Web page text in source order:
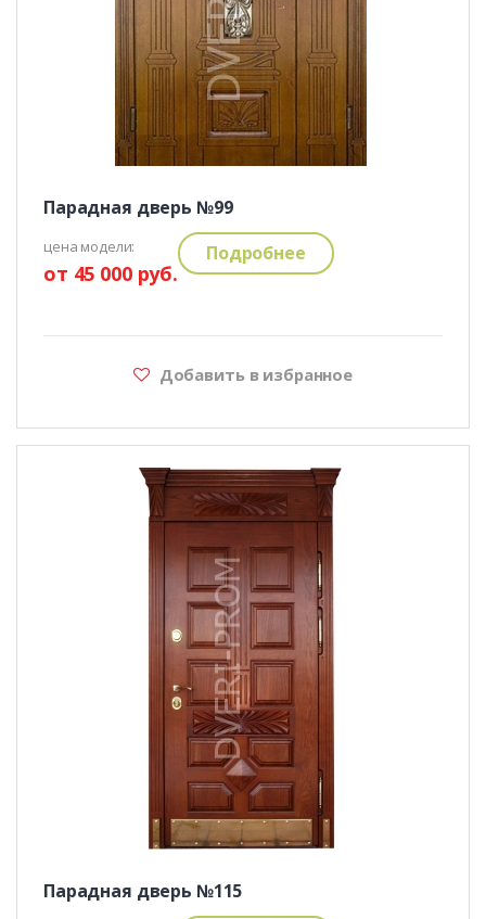
Парадная дверь №99
цена модели:
от 45 000 руб.
Подробнее
Добавить в избранное
Парадная дверь №115